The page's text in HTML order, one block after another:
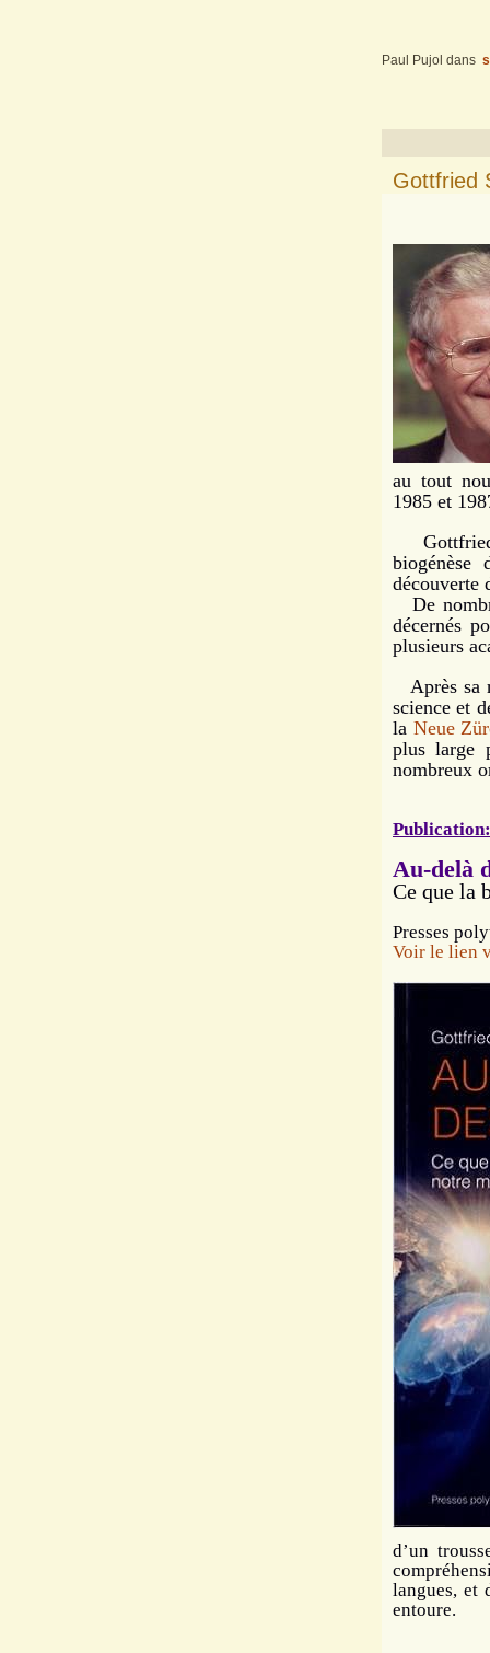
Paul Pujol dans
Gottfried
au tout
1985 et
Gottfried
découverte
De
décernés
plusieurs
Après sa
science et
la Neue
plus large
nombreux
Publication:
Au-delà
Ce que la
Presses
Voir le lien
d’un
langues, et
entoure.